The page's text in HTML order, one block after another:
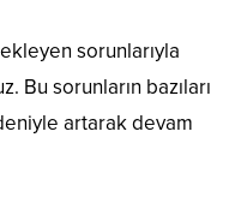
sorunlarıyla
Bu sorunların bazıları
artarak devam